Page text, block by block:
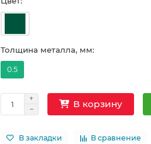
Толщина металла, мм:
0.5
В корзину
В закладки В сравнение